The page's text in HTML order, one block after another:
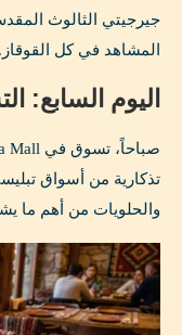
جيرجيتي الثالوث
المشاهد في كل القوقاز.
اليوم السابع:
تذكارية من أسواق
والحلويات من أهم ما